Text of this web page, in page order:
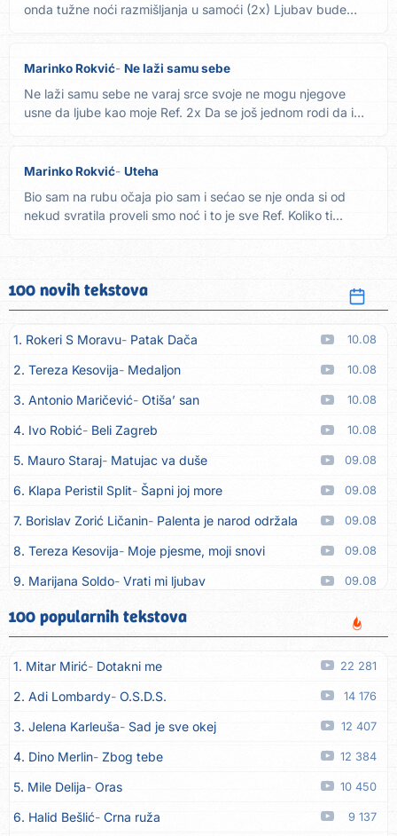
onda tužne noći razmišljanja u samoći (2x) Ljubav bude
Marinko Rokvić Ne laži samu sebe
Ne laži samu sebe ne varaj srce svoje ne mogu njegove
usne da ljube kao moje Ref. 2x Da se još jednom rodi da ima
Marinko Rokvić Uteha
Bio sam na rubu očaja pio sam i sećao se nje onda si od
nekud svratila proveli smo noć i to je sve Ref. Koliko ti...
100 novih tekstova
1. Rokeri S Moravu Patak Dača 10.08
2. Tereza Kesovija Medaljon 10.08
3. Antonio Maričević Otiša’ san 10.08
4. Ivo Robić Beli Zagreb 10.08
5. Mauro Staraj Matujac va duše 09.08
6. Klapa Peristil Split Šapni joj more 09.08
7. Borislav Zorić Ličanin Palenta je narod održala 09.08
8. Tereza Kesovija Moje pjesme, moji snovi 09.08
9. Marijana Soldo Vrati mi ljubav 09.08
10. Dinacordi Luna Band Imam želju
11. Dinacordi Luna Band Rane moje 09.08
12. Tereza Kesovija Ne oplakuj nas ljubavi 09.08
13. Artif Intaković Oči boje meda 09.08
14. Rifat Tepić Iza tamnih zavjesa 09.08
15. Dinacordi Luna Band Srce svoje neću drugoj dati 09.08
16. Dreletronic Vumrl mi je pajcek moj 08.08
17. Dinacordi Luna Band 08.08
100 popularnih tekstova
1. Mitar Mirić Dotakni me 22 281
2. Adi Lombardy O.S.D.S. 14 176
3. Jelena Karleuša Sad je sve okej 12 407
4. Dino Merlin Zbog tebe 12 384
5. Mile Delija Oras 10 450
6. Halid Bešlić Crna ruža 9 137